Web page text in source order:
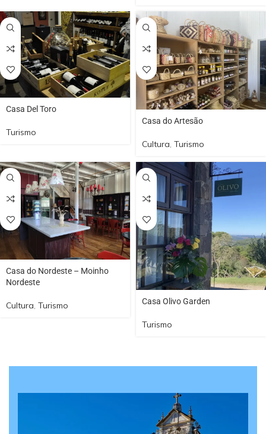
Casa Del Toro
Turismo
Casa do Artesão
Cultura Turismo
Casa do Nordeste – Moinho
Nordeste
Cultura, Turismo Casa Olivo Garden
Turismo